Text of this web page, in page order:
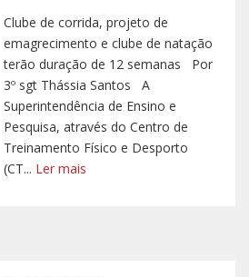
Clube de corrida, projeto de
emagrecimento e clube de natação
terão duração de 12 semanas Por
3º sgt Thássia Santos A
Superintendência de Ensino e
Pesquisa, através do Centro de
Treinamento Físico e Desporto
(CT... Ler mais